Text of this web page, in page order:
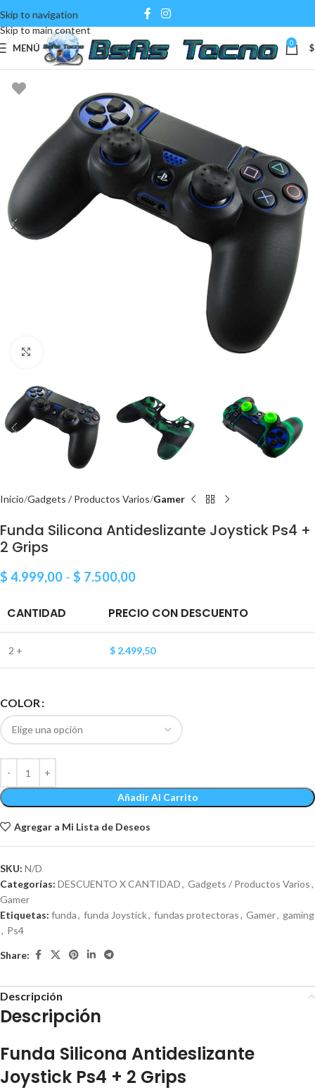
Skip to navigation
Skip to main content
MENÚ 0 $
Inicio Gadgets / Productos Varios Gamer
Funda Silicona Antideslizante Joystick Ps4 +
2 Grips
$ 4.999,00 - $ 7.500,00
CANTIDAD PRECIO CON DESCUENTO
2 + $ 2.499,50
COLOR
Añadir Al Carrito
Agregar a Mi Lista de Deseos
SKU: N/D
Categorías: DESCUENTO X CANTIDAD, Gadgets / Productos Varios,
Gamer
Etiquetas: funda, funda Joystick, fundas protectoras, Gamer, gaming
, Ps4
Share:
Descripción
Descripción
Funda Silicona Antideslizante
Joystick Ps4 + 2 Grips